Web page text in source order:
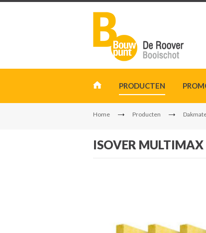
PRODUCTEN
Home Producten
ISOVER